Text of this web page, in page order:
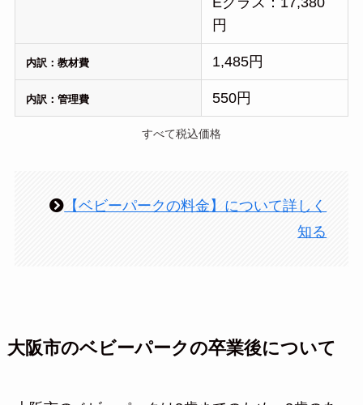
円
内訳：教材費 1,485円
内訳：管理費 550円
すべて税込価格
【ベビーパークの料金】について詳しく
知る
大阪市のベビーパークの卒業後について